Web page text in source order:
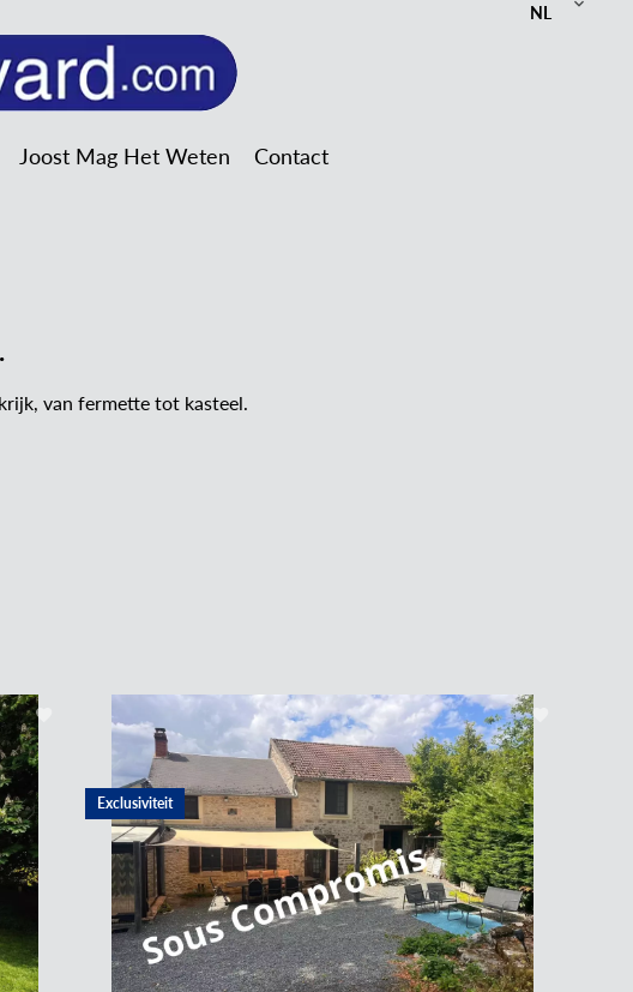
NL
Joost Mag Het Weten Contact
van fermette tot kasteel.
Exclusiviteit